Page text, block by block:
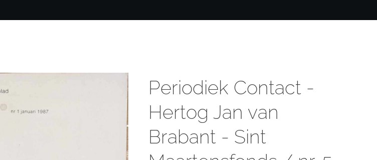
Periodiek Contact -
Hertog Jan van
Brabant - Sint